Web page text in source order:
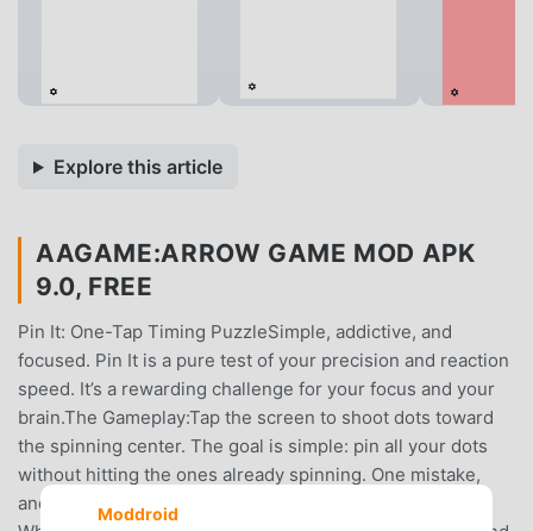
Explore this article
AAGAME:ARROW GAME MOD APK
9.0, FREE
Pin It: One-Tap Timing PuzzleSimple, addictive, and
focused. Pin It is a pure test of your precision and reaction
speed. It’s a rewarding challenge for your focus and your
brain.The Gameplay:Tap the screen to shoot dots toward
the spinning center. The goal is simple: pin all your dots
without hitting the ones already spinning. One mistake,
and the level resets.Can you reach the higher stages?
Moddroid